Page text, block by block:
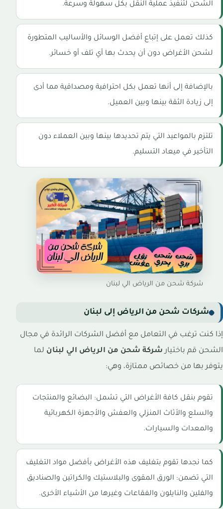
الشحن لتنفيذ عملية النقل بكل سهولة وسرعة.
كذلك تعمل على إتباع أفضل الوسائل والأساليب المتطورة
لشحن الأغراض دون أن يحدث بها أي تلف أو خسائر.
بالإضافة إلى أنها تعمل بكل احترافية ومصداقية مما أدى
إلى زيادة الثقة بينها وبين العميل.
تلتزم بالمواعيد التي يتم تحديدها بينها وبين العملاء دون
التأخير في ميعاد التسليم.
شركة شحن من الرياض الي لبنان
شركات شحن من الرياض إلى لبنان
إذا كنت ترغب في التعامل مع أفضل الشركات الرائدة في مجال
الشحن قم باختيار شركة شحن من الرياض الي لبنان لما
يتوفر بها من خصائص ممتازة، وهي:
تقوم بنقل كافة الأغراض التي تشمل: البضائع والمنتجات
والسلع والأثاث المنزلي والعفش والأجهزة الكهربائية
والمعدات والسيارات.
كما نجدها تقوم بتغليف هذه الأغراض بأفضل مواد التغليف
التي تضمن: الورق المقوى والبلاستيك والكراتين والصناديق
والفلين والنايلون والفقاعات وغيرها من الأشياء الأخرى.